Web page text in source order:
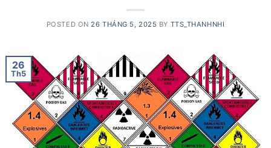
POSTED ON 26 THÁNG 5, 2025 BY TTS_THANHNHI
26
Th5